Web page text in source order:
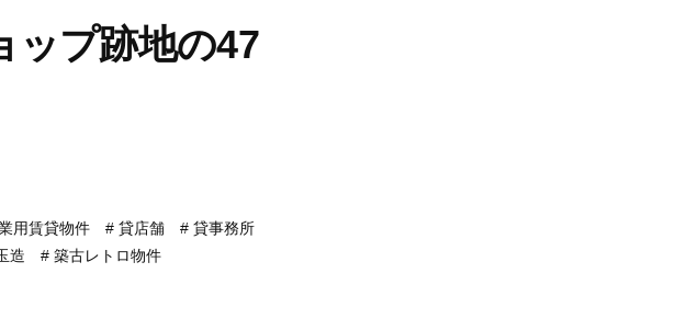
ップ跡地の47
用賃貸物件 貸店舗
貸事務所
造
築古レトロ物件